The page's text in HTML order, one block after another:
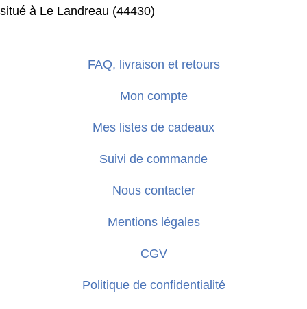
situé à Le Landreau (44430)
FAQ, livraison et retours
Mon compte
Mes listes de cadeaux
Suivi de commande
Nous contacter
Mentions légales
CGV
Politique de confidentialité